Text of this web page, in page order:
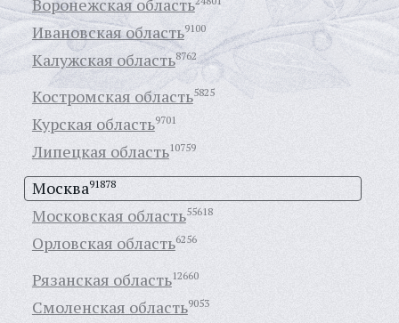
Воронежская область
Ивановская область9100
Калужская область8762
Костромская область5825
Курская область9701
Липецкая область10759
Москва91878
Московская область55618
Орловская область6256
Рязанская область12660
Смоленская область9053